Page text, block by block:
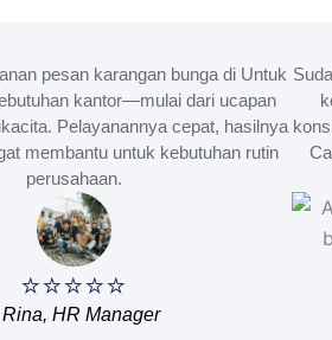
pesan karangan bunga di Untuk
kantor—mulai dari ucapan
Pelayanannya cepat, hasilnya
membantu untuk kebutuhan rutin
perusahaan.
⭐⭐⭐⭐⭐
HR Manager